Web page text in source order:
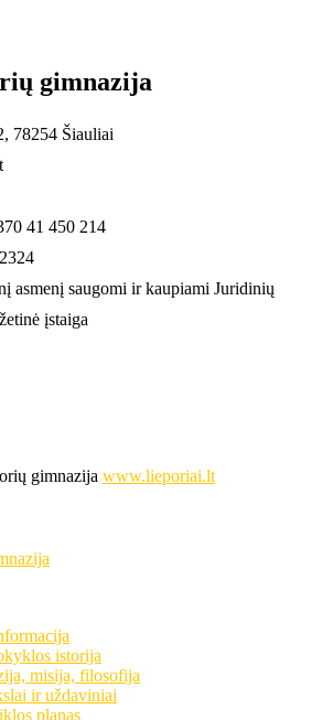
gimnazija
78254 Šiauliai
41 450 214
asmenį saugomi ir kaupiami Juridinių
įstaiga
gimnazija www.lieporiai.lt
istorija
misija, filosofija
ir uždaviniai
planas